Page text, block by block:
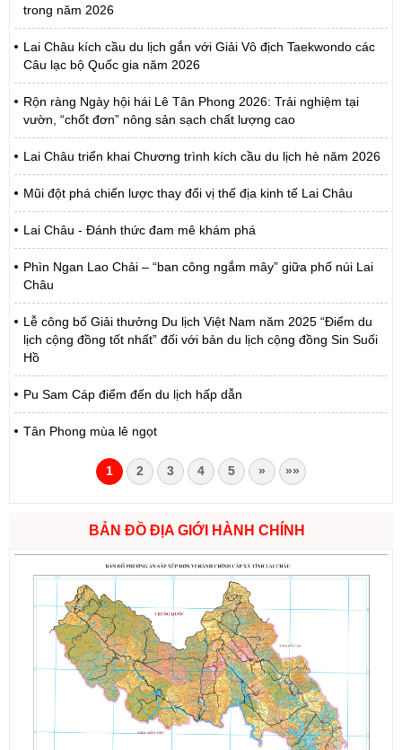
trong năm 2026
Lai Châu kích cầu du lịch gắn với Giải Vô địch Taekwondo các
Câu lạc bộ Quốc gia năm 2026
Rộn ràng Ngày hội hái Lê Tân Phong 2026: Trải nghiệm tại
vườn, “chốt đơn” nông sản sạch chất lượng cao
Lai Châu triển khai Chương trình kích cầu du lịch hè năm 2026
Mũi đột phá chiến lược thay đổi vị thế địa kinh tế Lai Châu
Lai Châu - Đánh thức đam mê khám phá
Phìn Ngan Lao Chải – “ban công ngắm mây” giữa phố núi Lai
Châu
Lễ công bố Giải thưởng Du lịch Việt Nam năm 2025 “Điểm du
lịch cộng đồng tốt nhất” đối với bản du lịch cộng đồng Sin Suối
Hồ
Pu Sam Cáp điểm đến du lịch hấp dẫn
Tân Phong mùa lê ngọt
1 2 3 4 5 » »»
BẢN ĐỒ ĐỊA GIỚI HÀNH CHÍNH